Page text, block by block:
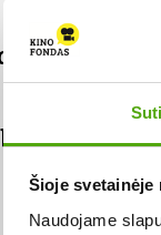
Šioje svetainėje
Naudojame
VISOS